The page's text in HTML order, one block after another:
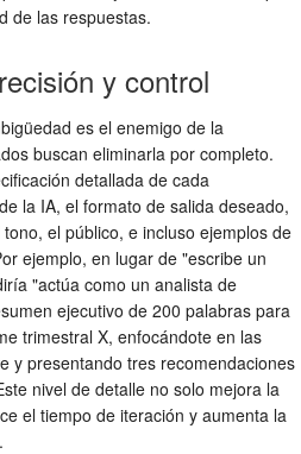
de las respuestas.
y control
es el enemigo de la
buscan eliminarla por completo.
detallada de cada
la IA, el formato de salida deseado,
el público, e incluso ejemplos de
ejemplo, en lugar de "escribe un
"actúa como un analista de
ejecutivo de 200 palabras para
trimestral X, enfocándote en las
y presentando tres recomendaciones
nivel de detalle no solo mejora la
el tiempo de iteración y aumenta la